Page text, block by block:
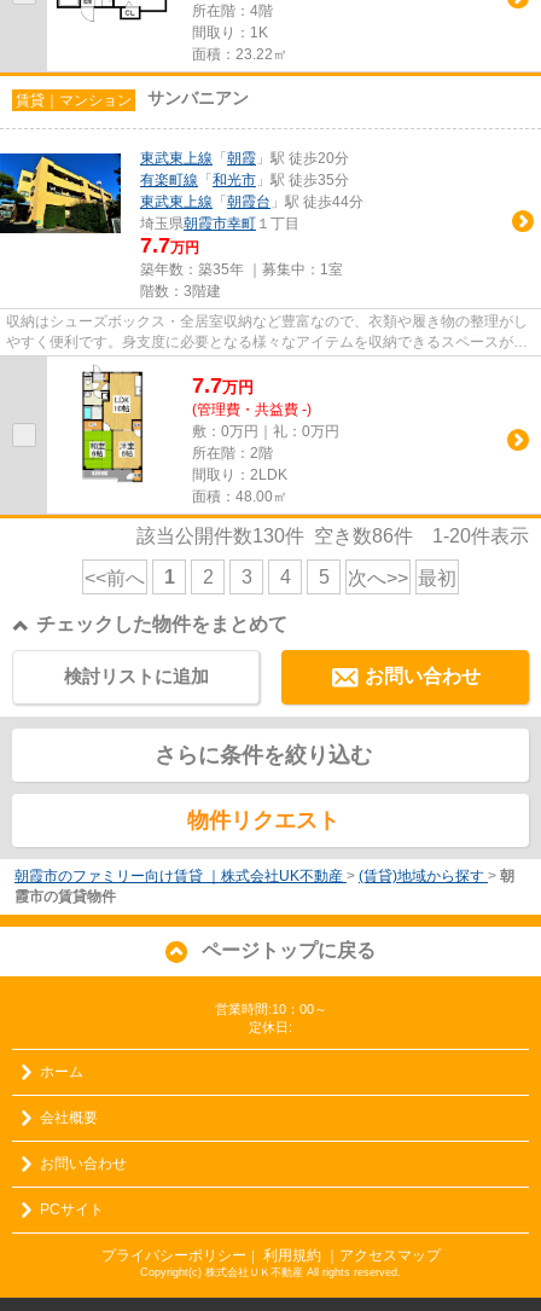
所在階：4階
間取り：1K
面積：23.22㎡
賃貸｜マンション サンバニアン
東武東上線 「 朝霞 」駅 徒歩20分
有楽町線 「 和光市 」駅 徒歩35分
東武東上線 「 朝霞台 」駅 徒歩44分
埼玉県朝霞市幸町 １丁目
7.7万円
築年数：築35年 ｜募集中： 1室
階数：3階建
収納はシューズボックス・全居室収納など豊富なので、衣類や履き物の整理がし
やすく便利です。身支度に必要となる様々なアイテムを収納できるスペースがあ
る洗面化粧台が付いています...
7.7万円
(管理費・共益費 -)
敷：0万円｜礼：0万円
所在階：2階
間取り：2LDK
面積：48.00㎡
該当公開件数130件 空き数86件 1-20件表示
<<前へ 1 2 3 4 5 次へ>> 最初
チェックした物件をまとめて
お問い合わせ
検討リストに追加
さらに条件を絞り込む
物件リクエスト
朝霞市のファミリー向け賃貸 ｜株式会社UK不動産 > (賃貸)地域から探す > 朝
霞市の賃貸物件
ページトップに戻る
営業時間:10：00～
定休日:
ホーム
会社概要
お問い合わせ
PCサイト
プライバシーポリシー ｜ 利用規約 ｜アクセスマップ
Copyright(c) 株式会社ＵＫ不動産 All rights reserved.